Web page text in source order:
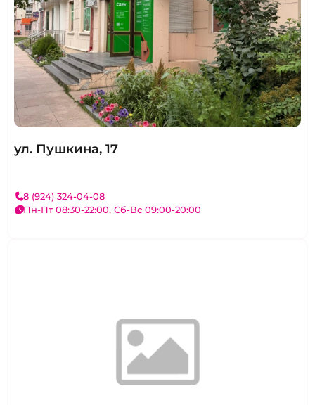
ул. Пушкина, 17
8 (924) 324-04-08
Пн-Пт 08:30-22:00, Сб-Вс 09:00-20:00